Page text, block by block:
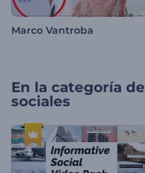
Marco Vantroba
En la categoría de
sociales